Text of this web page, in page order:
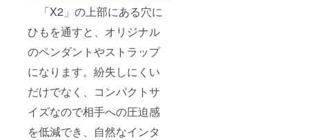
「X2」の上部にある穴に
ひもを通すと、オリジナル
のペンダントやストラップ
になります。紛失しにくい
だけでなく、コンパクトサ
イズなので相手への圧迫感
を低減でき、自然なインタ